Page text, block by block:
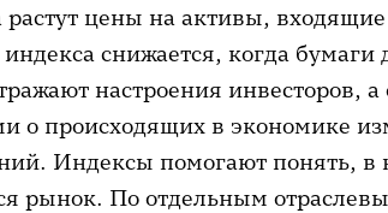
растут цены на активы, входящие
снижается, когда бумаги
настроения инвесторов, а
о происходящих в экономике
Индексы помогают понять, в
рынок. По отдельным